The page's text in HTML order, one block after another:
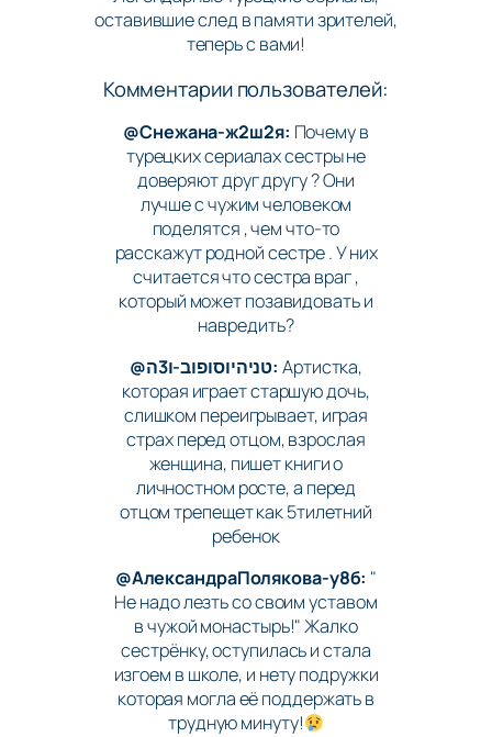
оставившие след в памяти зрителей,
теперь с вами!
Комментарии пользователей:
@Снежана-ж2ш2я: Почему в
турецких сериалах сестры не
доверяют друг другу ? Они
лучше с чужим человеком
поделятся , чем что-то
расскажут родной сестре . У них
считается что сестра враг ,
который может позавидовать и
навредить?
@טניהיוסופוב-ו3ה: Артистка,
которая играет старшую дочь,
слишком переигрывает, играя
страх перед отцом, взрослая
женщина, пишет книги о
личностном росте, а перед
отцом трепещет как 5тилетний
ребенок
@АлександраПолякова-у8б: "
Не надо лезть со своим уставом
в чужой монастырь!" Жалко
сестрёнку, оступилась и стала
изгоем в школе, и нету подружки
которая могла её поддержать в
трудную минуту!